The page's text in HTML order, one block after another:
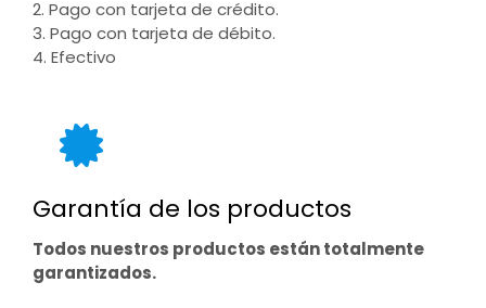
2. Pago con tarjeta de crédito.
3. Pago con tarjeta de débito.
4. Efectivo
Garantía de los productos
Todos nuestros productos están totalmente
garantizados.